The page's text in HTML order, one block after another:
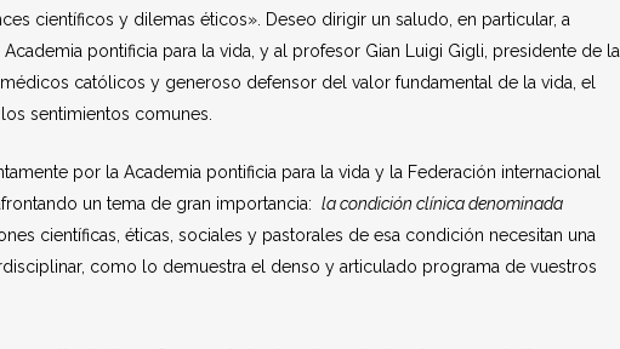
científicos y dilemas éticos». Deseo dirigir un saludo, en particular, a
pontificia para la vida, y al profesor Gian Luigi Gigli, presidente de la
católicos y generoso defensor del valor fundamental de la vida, el
sentimientos comunes.
por la Academia pontificia para la vida y la Federación internacional
un tema de gran importancia: la condición clínica denominada
científicas, éticas, sociales y pastorales de esa condición necesitan una
como lo demuestra el denso y articulado programa de vuestros